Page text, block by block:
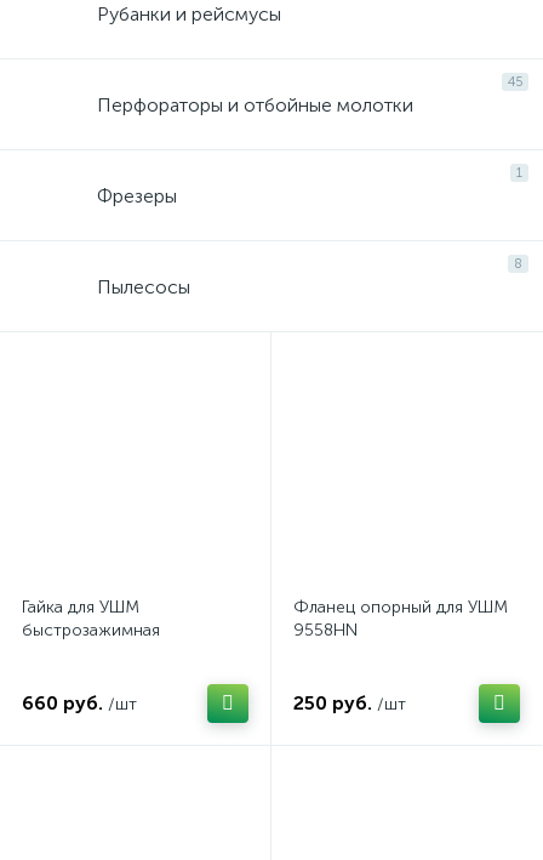
Рубанки и рейсмусы
45
Перфораторы и отбойные молотки
1
Фрезеры
8
Пылесосы
Гайка для УШМ
быстрозажимная
660 руб. /шт
Фланец опорный для УШМ
9558HN
250 руб. /шт